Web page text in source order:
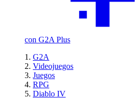
con G2A Plus
G2A
Videojuegos
Juegos
RPG
Diablo IV